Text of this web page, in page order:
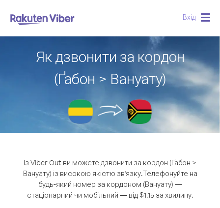
Вхід
Як дзвонити за кордон
(Ґабон > Вануату)
Із Viber Out ви можете дзвонити за кордон (Ґабон >
Вануату) із високою якістю зв'язку.Телефонуйте на
будь-який номер за кордоном (Вануату) —
стаціонарний чи мобільний — від $1.15 за хвилину.